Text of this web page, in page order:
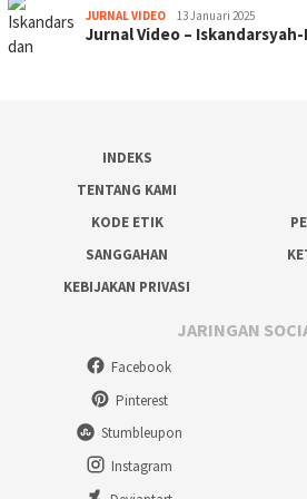
JURNAL VIDEO 13 Januari 2025
Jurnal Video –
INDEKS
TENTANG KAMI
KODE ETIK
SANGGAHAN
KEBIJAKAN PRIVASI
JARINGAN
Facebook
Pinterest
Stumbleupon
Instagram